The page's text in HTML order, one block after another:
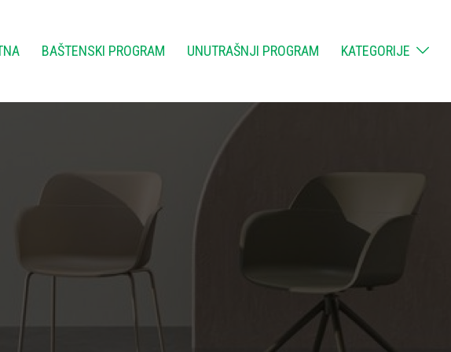
BAŠTENSKI PROGRAM UNUTRAŠNJI PROGRAM KATEGORIJE